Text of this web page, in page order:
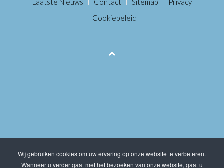
Cookiebeleid
Wij gebruiken cookies om uw ervaring op onze website te verbeteren.
Wanneer u verder gaat met het bezoeken van onze website, gaat u